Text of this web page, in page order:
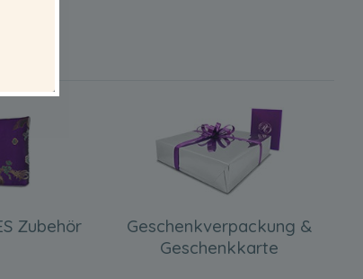
Zubehör
Geschenkverpackung &
Geschenkkarte